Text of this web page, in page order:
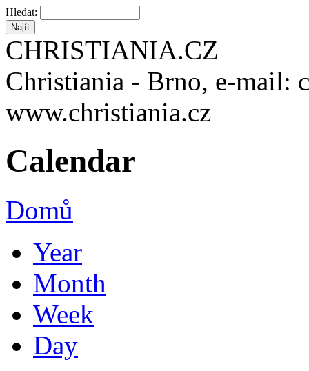
Hledat:
CHRISTIANIA.CZ
Christiania - Brno, e-mail:
www.christiania.cz
Calendar
Domů
Year
Month
Week
Day